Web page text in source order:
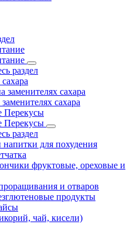
раздел
заменителях сахара
сахара
Перекусы
Перекусы
раздел
для похудения
фруктовые, ореховые и
и отваров
продукты
чай, кисели)